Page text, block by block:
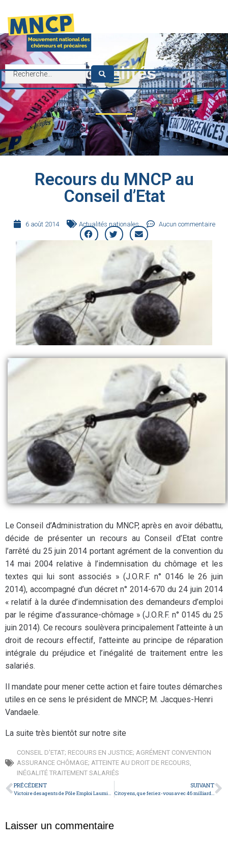
Actualités
Recours du MNCP au
Conseil d’Etat
6 août 2014 Actualités nationales Aucun commentaire
Le Conseil d’Administration du MNCP, après en avoir débattu,
décide de présenter un recours au Conseil d’Etat contre
l’arrêté du 25 juin 2014 portant agrément de la convention du
14 mai 2004 relative à l’indemnisation du chômage et les
textes qui lui sont associés » (J.O.R.F. n° 0146 le 26 juin
2014), accompagné d’un décret n° 2014-670 du 24 juin 2014
« relatif à la durée d’indemnisation des demandeurs d’emploi
par le régime d’assurance-chômage » (J.O.R.F. n° 0145 du 25
juin 2014). Ce recours soulèvera principalement l’atteinte à un
droit de recours effectif, l’atteinte au principe de réparation
intégrale du préjudice et l’inégalité de traitement entre les
salariés.
Il mandate pour mener cette action et faire toutes démarches
utiles en ce sens le président de MNCP, M. Jacques-Henri
Vandaele.
La suite très bientôt sur notre site
CONSEIL D'ETAT; RECOURS EN JUSTICE; AGRÉMENT CONVENTION
ASSURANCE CHÔMAGE; ATTEINTE AU DROIT DE RECOURS
INÉGALITÉ TRAITEMENT SALARIÉS
PRÉCÉDENT
Victoire des agents de Pôle Emploi Laumière
SUIVANT
Citoyens, que feriez-vous avec 46 milliard d’euros?
Laisser un commentaire